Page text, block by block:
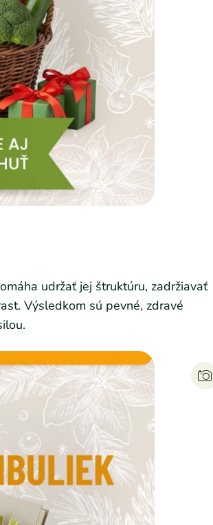
udržať jej štruktúru, zadržiavať
Výsledkom sú pevné, zdravé